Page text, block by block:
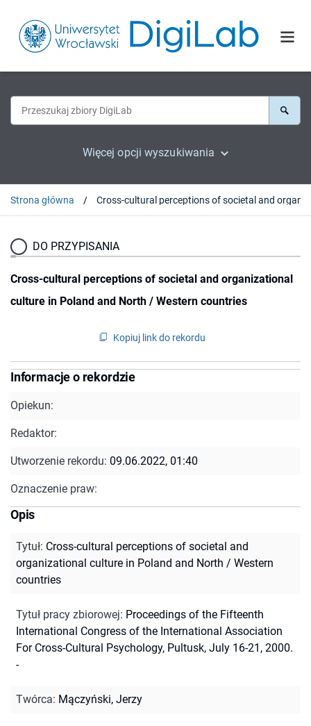
Więcej opcji wyszukiwania
Strona główna
DO PRZYPISANIA
Cross-cultural perceptions of societal and organizational
culture in Poland and North / Western countries
Kopiuj link do rekordu
Informacje o rekordzie
Opiekun:
Redaktor:
Utworzenie rekordu: 09.06.2022, 01:40
Oznaczenie praw:
Opis
Tytuł: Cross-cultural perceptions of societal and
organizational culture in Poland and North / Western
countries
Tytuł pracy zbiorowej: Proceedings of the Fifteenth
International Congress of the International Association
For Cross-Cultural Psychology, Pultusk, July 16-21, 2000.
-
Twórca: Mączyński, Jerzy